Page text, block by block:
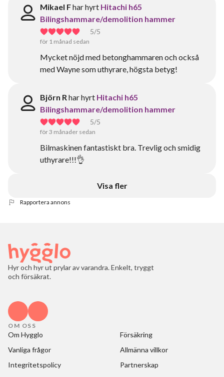
Mikael Fhar hyrt Hitachi h65
Bilingshammare/demolition hammer
5/5
för 1 månad sedan
Mycket nöjd med betonghammaren och också
med Wayne som uthyrare, högsta betyg!
Björn Rhar hyrt Hitachi h65
Bilingshammare/demolition hammer
5/5
för 3 månader sedan
Bilmaskinen fantastiskt bra. Trevlig och smidig
uthyrare!!!👌
Visa fler
Rapportera annons
Hyr och hyr ut prylar av varandra. Enkelt, tryggt
och försäkrat.
OM OSS
Om Hygglo
Försäkring
Vanliga frågor
Allmänna villkor
Integritetspolicy
Partnerskap